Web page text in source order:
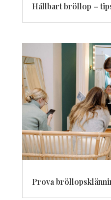
Hållbart bröllop –
Prova